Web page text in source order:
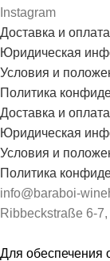
Instagram
Доставка и оплата
Юридическая
Условия и
Политика
Доставка и оплата
Юридическая
Условия и
Политика
info@baraboi-
Ribbeckstraße 6-
Для обеспечения